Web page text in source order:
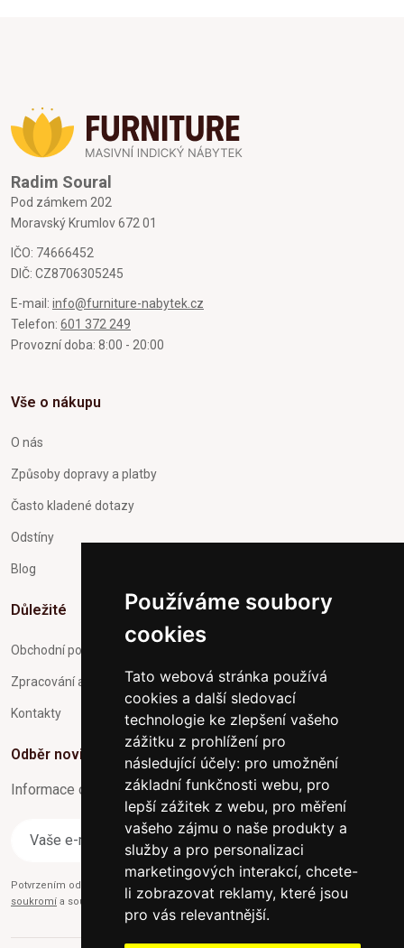
Používáme soubory
cookies
Tato webová stránka používá
cookies a další sledovací
technologie ke zlepšení vašeho
zážitku z prohlížení pro
následující účely: pro umožnění
základní funkčnosti webu, pro
lepší zážitek z webu, pro měření
vašeho zájmu o naše produkty a
služby a pro personalizaci
marketingových interakcí, chcete-
li zobrazovat reklamy, které jsou
pro vás relevantnější.
Radim Soural
Pod zámkem 202
Moravský Krumlov 672 01
IČO: 74666452
DIČ: CZ8706305245
E-mail: info@furniture-nabytek.cz
Telefon: 601 372 249
Provozní doba: 8:00 - 20:00
Vše o nákupu
O nás
Způsoby dopravy a platby
Často kladené dotazy
Odstíny
Blog
Důležité
Obchodní podmínky
Zpracování a ochrana osobních údajů
Kontakty
Odběr novinek
Informace o Novinkách a užitečné rady max. 1x za týden
Odebírat
Potvrzením odběru současně souhlasíte s našimi podmínkami o
soukromí a současně nám udělujete souhlas se zasíláním obchodních e-mailů.